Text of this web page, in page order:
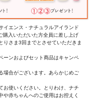
エンス・ナチュラルアイランド
購入いただいた方全員に差し上げ
りさま3回までとさせていただきま
ーンおよびセット商品はキャンペ
場合がございます。あらかじめご
お使いください。とりわけ、ナチ
や赤ちゃんへのご使用はお控えく